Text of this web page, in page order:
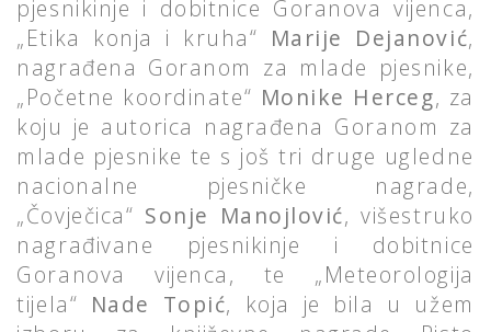
pjesnikinje i dobitnice Goranova vijenca,
„Etika konja i kruha“ Marije Dejanović,
nagrađena Goranom za mlade pjesnike,
„Početne koordinate“ Monike Herceg, za
koju je autorica nagrađena Goranom za
mlade pjesnike te s još tri druge ugledne
nacionalne pjesničke nagrade,
„Čovječica“ Sonje Manojlović, višestruko
nagrađivane pjesnikinje i dobitnice
Goranova vijenca, te „Meteorologija
tijela“ Nade Topić, koja je bila u užem